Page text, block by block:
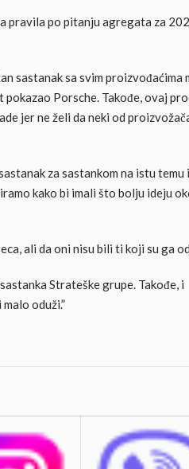
pravila po pitanju agregata za
sastanak sa svim proizvođaćima
Porsche. Takođe, ovaj
jer ne želi da neki od
za sastankom na istu temu
kako bi imali što bolju ideju
ali da oni nisu bili ti koji su ga
Strateške grupe. Takođe, i
oduži.”